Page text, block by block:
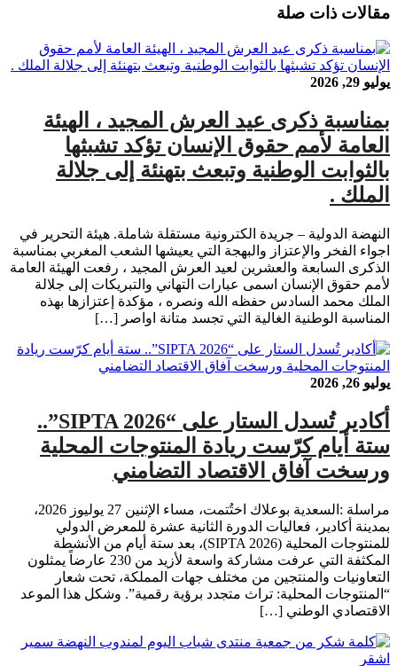
مقالات ذات صلة
يوليو 29, 2026
بمناسبة ذكرى عيد العرش المجيد ، الهيئة
العامة لأمم حقوق الإنسان تؤكد تشبثها
بالثوابت الوطنية وتبعث بتهنئة إلى جلالة
الملك .
النهضة الدولية – جريدة الكترونية مستقلة شاملة. هيئة التحرير في
اجواء الفخر والإعتزاز والبهجة التي يعيشها الشعب المغربي بمناسبة
الذكرى السابعة والعشرين لعيد العرش المجيد ، رفعت الهيئة العامة
لأمم حقوق الإنسان اسمى عبارات التهاني والتبريكات إلى جلالة
الملك محمد السادس حفظه الله ونصره ، مؤكدة إعتزازها بهذه
المناسبة الوطنية الغالية التي تجسد متانة اواصر […]
يوليو 26, 2026
أكادير تُسدل الستار على “SIPTA 2026”..
ستة أيام كرّست ريادة المنتوجات المحلية
ورسخت آفاق الاقتصاد التضامني
مراسلة :السعدية بوعلاك اختُتمت، مساء الإثنين 27 يوليوز 2026،
بمدينة أكادير، فعاليات الدورة الثانية عشرة للمعرض الدولي
للمنتوجات المحلية (SIPTA 2026)، بعد ستة أيام من الأنشطة
المكثفة التي عرفت مشاركة واسعة لأزيد من 230 عارضاً يمثلون
التعاونيات والمنتجين من مختلف جهات المملكة، تحت شعار
“المنتوجات المحلية: تراث متجدد برؤية رقمية”. وشكل هذا الموعد
الاقتصادي الوطني […]